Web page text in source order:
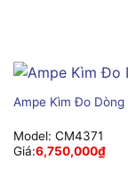
Ampe Kìm Đo
Model: CM4371
Giá:6,750,000₫